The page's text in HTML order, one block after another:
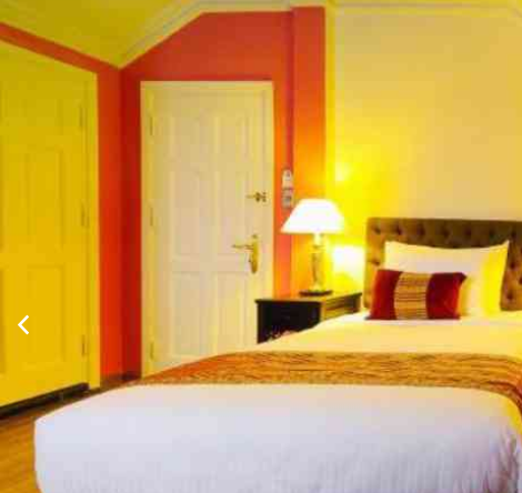
Xem thông tin phòng
Thông Tin Chi Tiết Của Biệt Thự Calla Lily DaLat
Mô tả
Được xây
du lịch.
lợi, khách
Truy cập